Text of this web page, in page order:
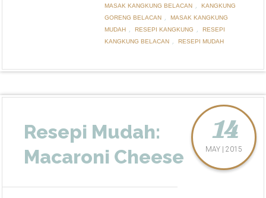
MASAK KANGKUNG BELACAN ,
KANGKUNG
GORENG BELACAN ,
MASAK KANGKUNG
MUDAH , RESEPI KANGKUNG ,
RESEPI
KANGKUNG BELACAN , RESEPI MUDAH
Resepi Mudah:
Macaroni Cheese
14
MAY | 2015